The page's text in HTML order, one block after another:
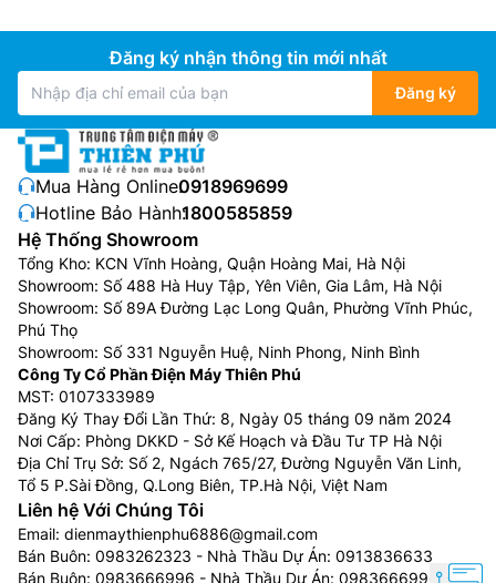
mốc và mùi khó chịu, duy trì không khí trong lành và
kéo dài tuổi thọ cho thiết bị.
Dàn trao đổi nhiệt GoldFin
Máyđiều hòa âm trần Casper giá rẻCC-12IW36 sử
dụng ống tản nhiệt bằng đồng và cánh tản nhiệt bằng
nhôm được phủ lớp chống ăn mòn màu vàng giúp
giảm thiểu sự ăn mòn của các tác nhân bên ngoài như
mưa, hơi muối… mang lại khả năng hoạt động bền bỉ
Đăng ký nhận thông tin mới nhất
Đăng ký
Mua Hàng Online:0918969699
Hotline Bảo Hành:1800585859
Hệ Thống Showroom
Tổng Kho: KCN Vĩnh Hoàng, Quận Hoàng Mai, Hà Nội
Showroom: Số 488 Hà Huy Tập, Yên Viên, Gia Lâm, Hà Nội
Showroom: Số 89A Đường Lạc Long Quân, Phường Vĩnh Phúc,
Phú Thọ
Showroom: Số 331 Nguyễn Huệ, Ninh Phong, Ninh Bình
Công Ty Cổ Phần Điện Máy Thiên Phú
MST: 0107333989
Đăng Ký Thay Đổi Lần Thứ: 8, Ngày 05 tháng 09 năm 2024
Nơi Cấp: Phòng DKKD - Sở Kế Hoạch và Đầu Tư TP Hà Nội
Địa Chỉ Trụ Sở: Số 2, Ngách 765/27, Đường Nguyễn Văn Linh,
Tổ 5 P.Sài Đồng, Q.Long Biên, TP.Hà Nội, Việt Nam
Liên hệ Với Chúng Tôi
Email: dienmaythienphu6886@gmail.com
Bán Buôn: 0983262323 - Nhà Thầu Dự Án: 0913836633
Bán Buôn: 0983666996 - Nhà Thầu Dự Án: 0983666996